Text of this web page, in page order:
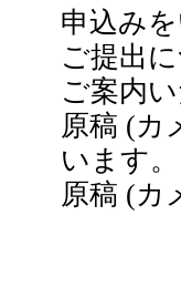
申込み
ご提出
ご案内
原稿 (カ
います。
原稿 (カ